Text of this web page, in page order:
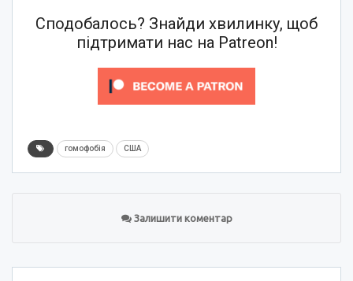
Сподобалось? Знайди хвилинку, щоб
підтримати нас на Patreon!
гомофобія США
Залишити коментар